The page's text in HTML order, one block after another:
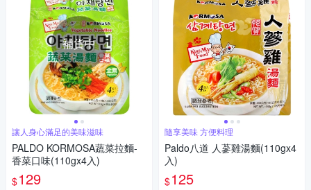
補貨中
讓人身心滿足的美味滋味
PALDO KORMOSA蔬菜拉麵-
香菜口味(110gx4入)
$129
隨享美味 方便料理
Paldo八道 人蔘雞湯麵(110gx4
入)
$125